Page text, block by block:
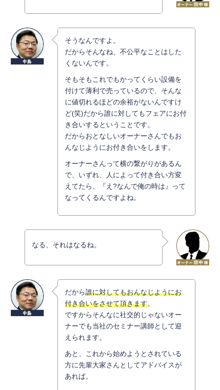
そうなんですよ。
だからそんなね、不公平なことはした
くないんです。
そもそもこれでもかってくらい設備を
付けて薄利で売っているので、そんな
に値切れるほどの余裕がないんですけ
ど(笑)だから誰に対してもフェアにお付
き合いするということです。
だからおとなしいオーナーさんでもお
んなじようにお付き合いをします。
オーナーさんって横の繋がりがあるん
で、いずれ、人によって付き合い方変
えてたら、『え?なんで俺の時は』って
なってくるんですよね。
なる、それはなるね。
だから誰に対してもおんなじようにお
付き合いをさせて頂きます。
ですからそんなに社交的じゃないオー
ナーでも当社のセミナー講師として迎
えられます。
あと、これから始めようとされている
方に先輩大家さんとしてアドバイスが
あれば。